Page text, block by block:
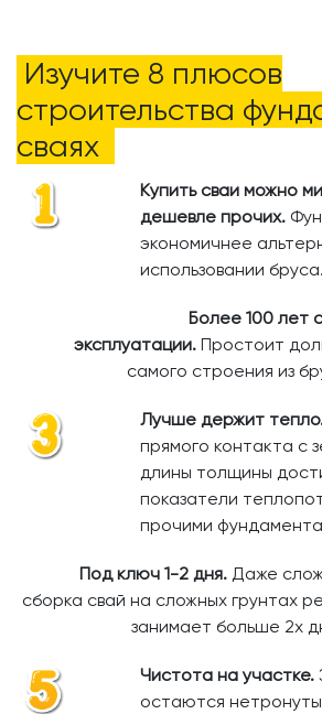
Изучите 8 плюсов
строительства
сваях
Купить сваи можно
дешевле прочих.
экономичнее
использовании бруса.
Более 100 лет
эксплуатации. Простоит
самого строения из
Лучше держит
прямого контакта с
длины толщины
показатели
прочими
Под ключ 1-2 дня. Даже
сборка свай на сложных грунтах
занимает больше 2х
Чистота на участке.
остаются